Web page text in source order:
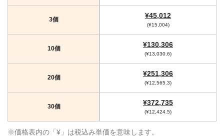
3個 ¥45,012
(¥15,004)
10個 ¥130,306
(¥13,030.6)
20個 ¥251,306
(¥12,565.3)
30個 ¥372,735
(¥12,424.5)
※価格表内の「¥」は税込み単価を意味します。